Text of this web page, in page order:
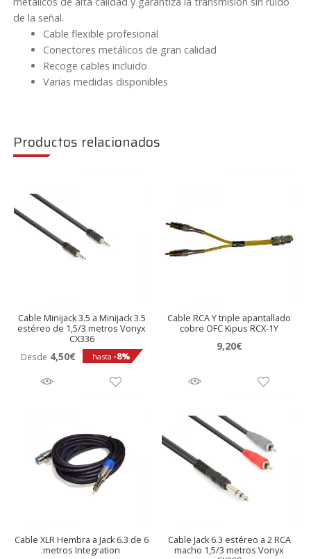
de la señal.
Cable flexible profesional
Conectores metálicos de gran calidad
Recoge cables incluido
Varias medidas disponibles
Productos relacionados
Cable Minijack 3.5 a Minijack 3.5
estéreo de 1,5/3 metros Vonyx
CX336
Desde 4,50€ hasta -8%
Cable RCA Y triple apantallado
cobre OFC Kipus RCX-1Y
9,20€
Cable XLR Hembra a Jack 6.3 de 6
metros Integration
Cable Jack 6.3 estéreo a 2 RCA
macho 1,5/3 metros Vonyx